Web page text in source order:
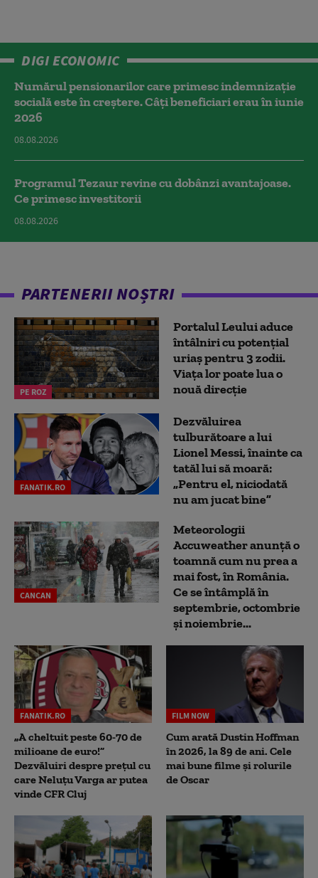
DIGI ECONOMIC
Numărul pensionarilor care primesc indemnizaţie
socială este în creștere. Câți beneficiari erau în iunie
2026
08.08.2026
Programul Tezaur revine cu dobânzi avantajoase.
Ce primesc investitorii
08.08.2026
PARTENERII NOȘTRI
PE ROZ
Portalul Leului aduce
întâlniri cu potențial
uriaș pentru 3 zodii.
Viața lor poate lua o
nouă direcție
FANATIK.RO
Dezvăluirea
tulburătoare a lui
Lionel Messi, înainte ca
tatăl lui să moară:
„Pentru el, niciodată
nu am jucat bine”
CANCAN
Meteorologii
Accuweather anunță o
toamnă cum nu prea a
mai fost, în România.
Ce se întâmplă în
septembrie, octombrie
și noiembrie...
FANATIK.RO
„A cheltuit peste 60-70 de
milioane de euro!”
Dezvăluiri despre prețul cu
care Neluțu Varga ar putea
vinde CFR Cluj
FILM NOW
Cum arată Dustin Hoffman
în 2026, la 89 de ani. Cele
mai bune filme și rolurile
de Oscar